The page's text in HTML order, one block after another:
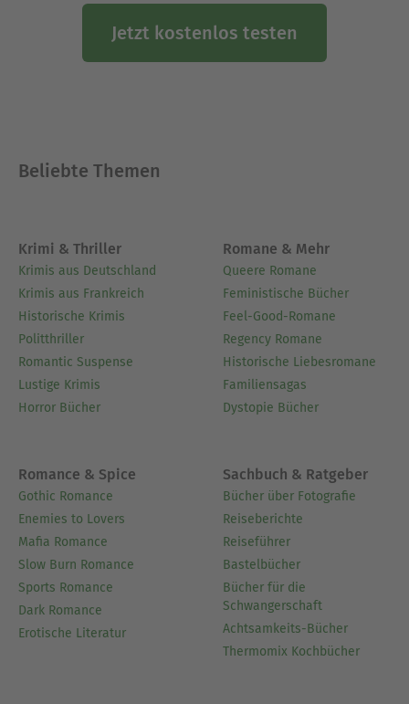
Jetzt kostenlos testen
Beliebte Themen
Krimi & Thriller
Krimis aus Deutschland
Krimis aus Frankreich
Historische Krimis
Politthriller
Romantic Suspense
Lustige Krimis
Horror Bücher
Romane & Mehr
Queere Romane
Feministische Bücher
Feel-Good-Romane
Regency Romane
Historische Liebesromane
Familiensagas
Dystopie Bücher
Romance & Spice
Gothic Romance
Enemies to Lovers
Mafia Romance
Slow Burn Romance
Sports Romance
Dark Romance
Erotische Literatur
Sachbuch & Ratgeber
Bücher über Fotografie
Reiseberichte
Reiseführer
Bastelbücher
Bücher für die
Schwangerschaft
Achtsamkeits-Bücher
Thermomix Kochbücher